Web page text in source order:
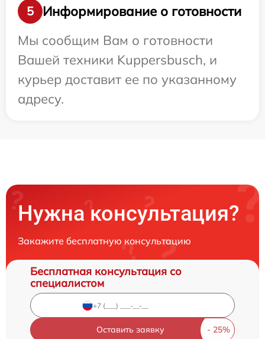
5
Информирование о готовности
Мы сообщим Вам о готовности
Вашей техники Kuppersbusch, и
курьер доставит ее по указанному
адресу.
Нужна консультация?
Закажите бесплатную консультацию
Бесплатная консультация со
специалистом
Оставить заявку